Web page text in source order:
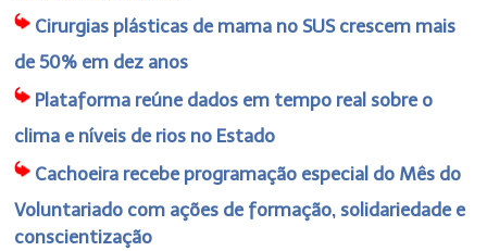
Cirurgias plásticas de mama no SUS crescem mais
de 50% em dez anos
Plataforma reúne dados em tempo real sobre o
clima e níveis de rios no Estado
Cachoeira recebe programação especial do Mês do
Voluntariado com ações de formação, solidariedade e
conscientização